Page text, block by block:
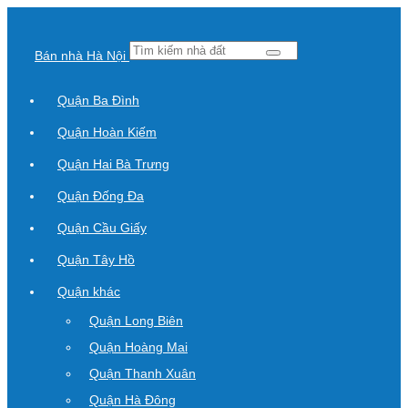
Bán nhà Hà Nội
Quận Ba Đình
Quận Hoàn Kiếm
Quận Hai Bà Trưng
Quận Đống Đa
Quận Cầu Giấy
Quận Tây Hồ
Quận khác
Quận Long Biên
Quận Hoàng Mai
Quận Thanh Xuân
Quận Hà Đông